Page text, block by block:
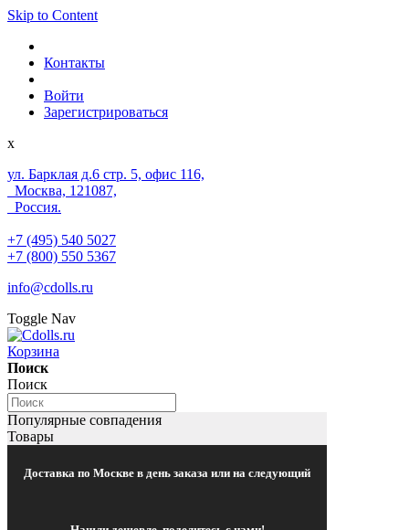
Skip to Content
Контакты
Войти
Зарегистрироваться
x
ул. Барклая д.6 стр. 5, офис 116,
Москва, 121087,
Россия.
+7 (495) 540 5027
+7 (800) 550 5367
info@cdolls.ru
Toggle Nav
Корзина
Поиск
Поиск
Популярные совпадения
Товары
Доставка по Москве в день заказа или на следующий